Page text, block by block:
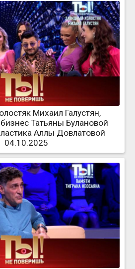
Михаил Галустян,
Татьяны Булановой
Аллы Довлатовой
04.10.2025